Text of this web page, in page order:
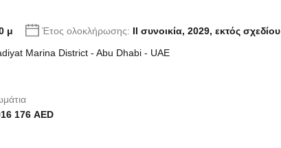
μ Έτος ολοκλήρωσης: II συνοικία, 2029, εκτός σχεδίου
Marina District - Abu Dhabi - UAE
176 AED